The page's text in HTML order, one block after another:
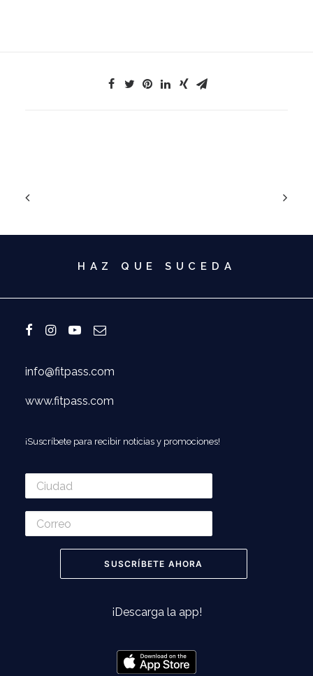
HAZ QUE SUCEDA
info@fitpass.com
www.fitpass.com
¡Suscríbete para recibir noticias y promociones!
¡Descarga la app!